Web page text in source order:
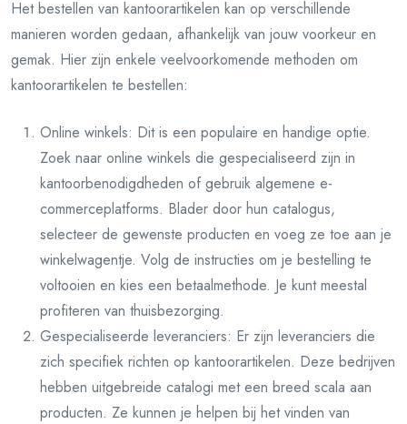
Het bestellen van kantoorartikelen kan op verschillende
manieren worden gedaan, afhankelijk van jouw voorkeur en
gemak. Hier zijn enkele veelvoorkomende methoden om
kantoorartikelen te bestellen:
Online winkels: Dit is een populaire en handige optie.
Zoek naar online winkels die gespecialiseerd zijn in
kantoorbenodigdheden of gebruik algemene e-
commerceplatforms. Blader door hun catalogus,
selecteer de gewenste producten en voeg ze toe aan je
winkelwagentje. Volg de instructies om je bestelling te
voltooien en kies een betaalmethode. Je kunt meestal
profiteren van thuisbezorging.
Gespecialiseerde leveranciers: Er zijn leveranciers die
zich specifiek richten op kantoorartikelen. Deze bedrijven
hebben uitgebreide catalogi met een breed scala aan
producten. Ze kunnen je helpen bij het vinden van